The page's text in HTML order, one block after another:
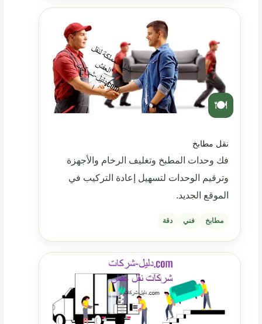
🍽️
نقل مطابخ
فك وحدات المطبخ وتغليف الرخام والأجهزة
وترقيم الوحدات لتسهيل إعادة التركيب في
الموقع الجديد.
مطابخ فني دقة